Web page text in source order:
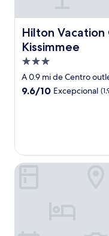
Hilton Vacation
Kissimmee
Hilton Vacation
Propiedad
de
3.0
A 0.9 mi de Centro
9.6
9.6/10 Excepcional
Sheraton Vistana